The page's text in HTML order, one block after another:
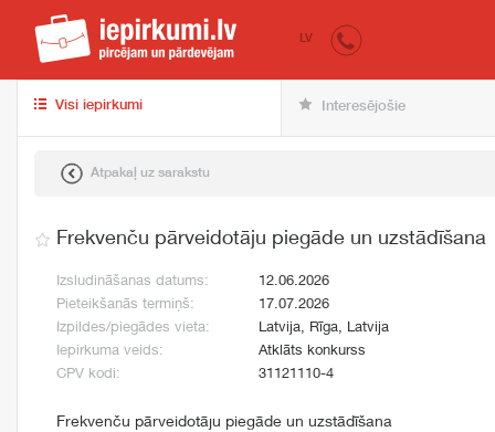
iepirkumi.lv
LV
Visi iepirkumi Interesējošie
Atpakaļ uz sarakstu
Frekvenču pārveidotāju piegāde un uzstādīšana
Izsludināšanas datums:
12.06.2026
Pieteikšanās termiņš:
17.07.2026
Izpildes/piegādes vieta:
Latvija, Rīga, Latvija
Iepirkuma veids:
Atklāts konkurss
CPV kodi:
31121110-4
Frekvenču pārveidotāju piegāde un uzstādīšana